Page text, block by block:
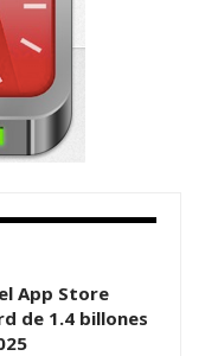
App Store
de 1.4 billones